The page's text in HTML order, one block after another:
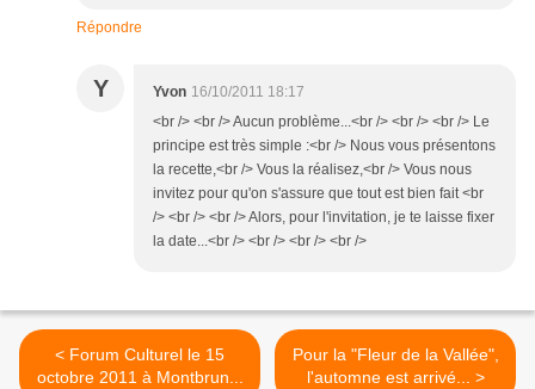
Répondre
Y Yvon 16/10/2011 18:17
<br /> <br /> Aucun problème...<br /> <br /> <br /> Le
principe est très simple :<br /> Nous vous présentons
la recette,<br /> Vous la réalisez,<br /> Vous nous
invitez pour qu'on s'assure que tout est bien fait <br
/> <br /> <br /> Alors, pour l'invitation, je te laisse fixer
la date...<br /> <br /> <br /> <br />
< Forum Culturel le 15
octobre 2011 à Montbrun...
Pour la "Fleur de la Vallée",
l'automne est arrivé... >